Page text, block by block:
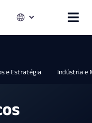
e Estratégia Indústria e